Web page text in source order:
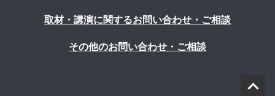
取材・講演に関するお問い合わせ・ご相談
その他のお問い合わせ・ご相談